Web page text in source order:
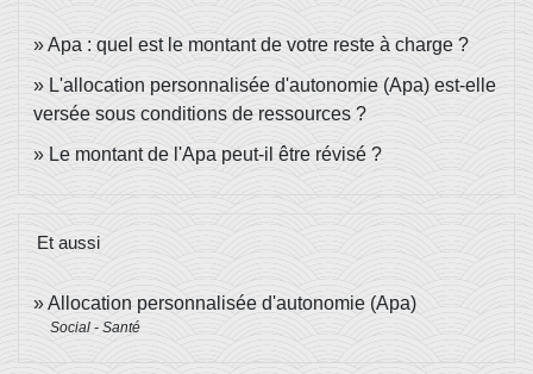
Apa : quel est le montant de votre reste à charge ?
L'allocation personnalisée d'autonomie (Apa) est-elle
versée sous conditions de ressources ?
Le montant de l'Apa peut-il être révisé ?
Et aussi
Allocation personnalisée d'autonomie (Apa)
Social - Santé